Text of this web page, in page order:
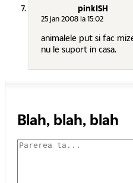
pinkISH
25 jan 2008 la 15:02
animalele put si fac
nu le suport in casa.
Blah, blah, blah